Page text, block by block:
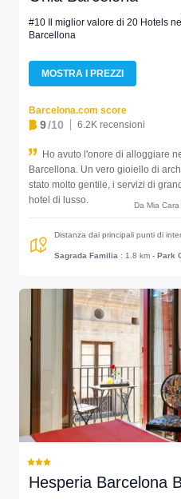
#10 Il miglior valore di 20 Hotels
Barcellona
MOSTRA I PREZZI
Barcelona.com score
9/10 6.2K recensioni
Ho avuto l'onore di alloggiare
Barcellona. Un vero gioiello di
stato molto gentile, i servizi di
hotel di lusso.
Da Mia
Distanza dai principali punti di
Sagrada Familia : 1.8 km - Park
Hesperia Barcelona